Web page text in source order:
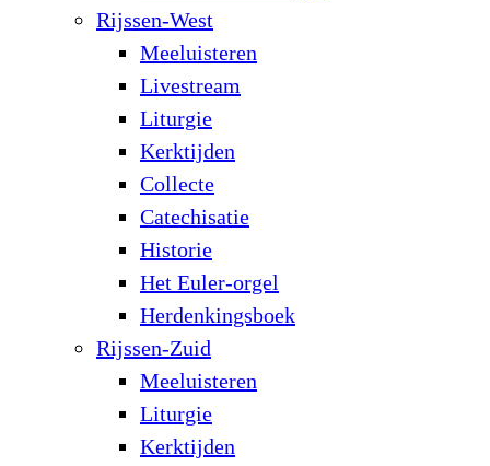
Rijssen-West
Meeluisteren
Livestream
Liturgie
Kerktijden
Collecte
Catechisatie
Historie
Het Euler-orgel
Herdenkingsboek
Rijssen-Zuid
Meeluisteren
Liturgie
Kerktijden